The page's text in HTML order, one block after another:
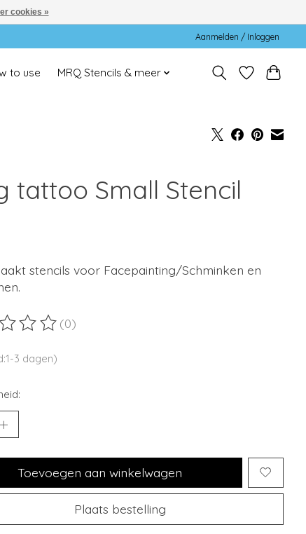
Aanmelden / Inloggen
to use MRQ Stencils & meer
tattoo Small Stencil
stencils voor Facepainting/Schminken en
van dit product is
(0)
3 dagen)
Toevoegen aan winkelwagen
Plaats bestelling
cookies »